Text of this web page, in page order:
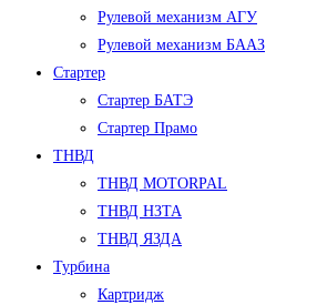
Рулевой механизм АГУ
Рулевой механизм БААЗ
Стартер
Стартер БАТЭ
Стартер Прамо
ТНВД
ТНВД MOTORPAL
ТНВД НЗТА
ТНВД ЯЗДА
Турбина
Картридж